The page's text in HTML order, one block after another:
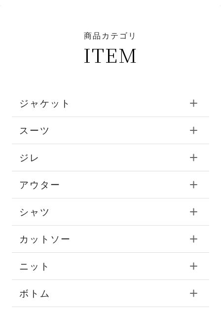
商品カテゴリ
ITEM
ジャケット
スーツ
ジレ
アウター
シャツ
カットソー
ニット
ボトム